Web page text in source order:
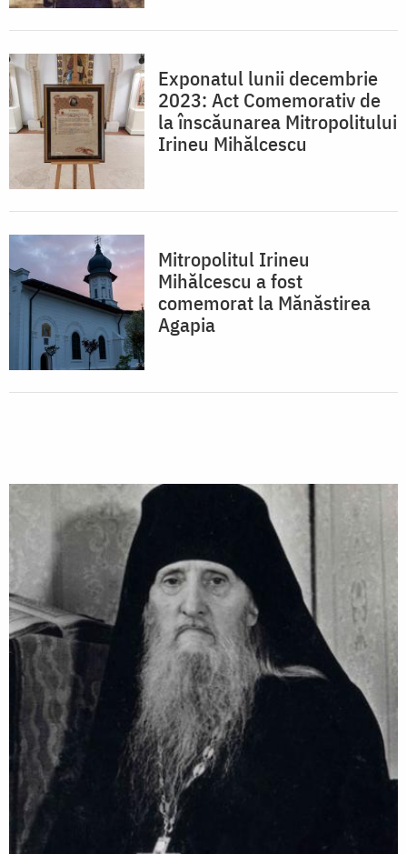
Exponatul lunii decembrie
2023: Act Comemorativ de
la înscăunarea Mitropolitului
Irineu Mihălcescu
Mitropolitul Irineu
Mihălcescu a fost
comemorat la Mănăstirea
Agapia